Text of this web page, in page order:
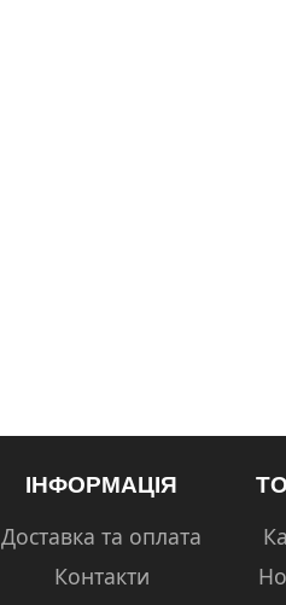
ІНФОРМАЦІЯ
Доставка та оплата
Контакти